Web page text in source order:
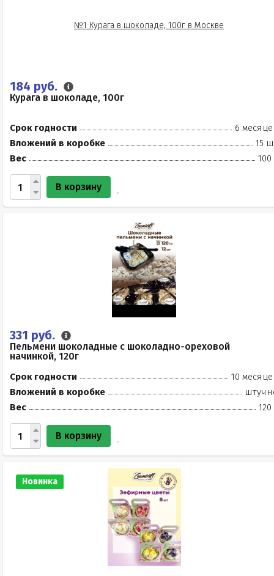
184 руб.
Курага в шоколаде, 100г
Срок годности
6
Вложений в коробке
15
Вес
100
В корзину
331 руб.
Пельмени шоколадные с шоколадно-ореховой
начинкой, 120г
Срок годности
10
Вложений в коробке
Вес
120
В корзину
Новинка